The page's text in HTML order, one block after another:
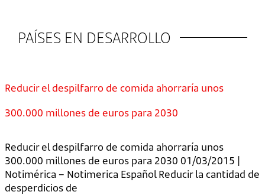
PAÍSES EN DESARROLLO
Reducir el despilfarro de comida ahorraría unos
300.000 millones de euros para 2030
Reducir el despilfarro de comida ahorraría unos
300.000 millones de euros para 2030 01/03/2015 |
Notimérica – Notimerica Español Reducir la cantidad de
desperdicios de